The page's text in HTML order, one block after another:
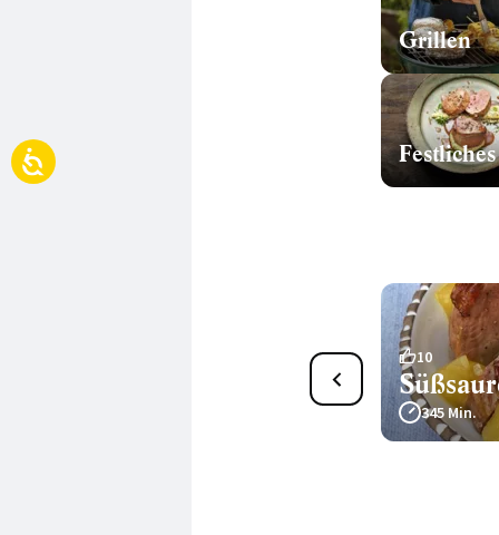
Grillen
Festliches
10
345 Min.